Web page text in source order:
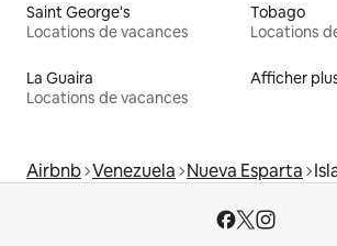
Saint George's
Locations de vacances
Tobago
Locations
La Guaira
Locations de vacances
Afficher
Airbnb Venezuela Nueva Esparta